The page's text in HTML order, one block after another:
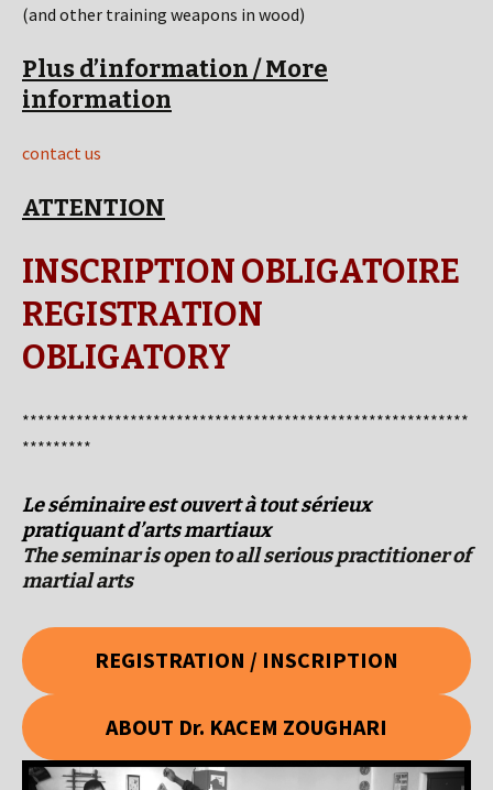
(and other training weapons in wood)
Plus d’information / More
information
contact us
ATTENTION
INSCRIPTION OBLIGATOIRE
REGISTRATION
OBLIGATORY
**********************************************************
*********
Le séminaire est ouvert à tout sérieux
pratiquant d’arts martiaux
The seminar is open to all serious practitioner of
martial arts
REGISTRATION / INSCRIPTION
ABOUT Dr. KACEM ZOUGHARI